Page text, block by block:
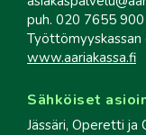
puh. 020 7655 900
Työttömyyskassan
www.aariakassa.fi
Sähköiset
Jässäri, Operetti ja